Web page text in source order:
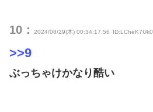
10： 2024/08/29(木) 00:34:17.56 ID:LCheK7Uk0
>>9
ぶっちゃけかなり酷い